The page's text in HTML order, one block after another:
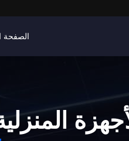
الصفحة